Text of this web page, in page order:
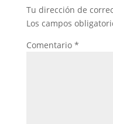
Tu dirección de
Los campos
Comentario *